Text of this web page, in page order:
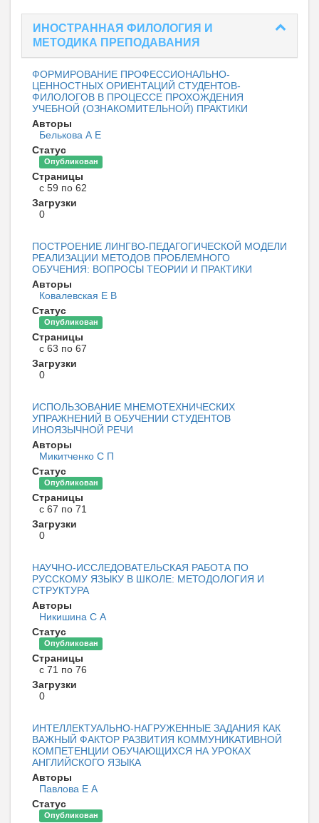
ИНОСТРАННАЯ ФИЛОЛОГИЯ И
МЕТОДИКА ПРЕПОДАВАНИЯ
ФОРМИРОВАНИЕ ПРОФЕССИОНАЛЬНО-
ЦЕННОСТНЫХ ОРИЕНТАЦИЙ СТУДЕНТОВ-
ФИЛОЛОГОВ В ПРОЦЕССЕ ПРОХОЖДЕНИЯ
УЧЕБНОЙ (ОЗНАКОМИТЕЛЬНОЙ) ПРАКТИКИ
Авторы
Белькова А Е
Статус
Опубликован
Страницы
с 59 по 62
Загрузки
0
ПОСТРОЕНИЕ ЛИНГВО-ПЕДАГОГИЧЕСКОЙ МОДЕЛИ
РЕАЛИЗАЦИИ МЕТОДОВ ПРОБЛЕМНОГО
ОБУЧЕНИЯ: ВОПРОСЫ ТЕОРИИ И ПРАКТИКИ
Авторы
Ковалевская Е В
Статус
Опубликован
Страницы
с 63 по 67
Загрузки
0
ИСПОЛЬЗОВАНИЕ МНЕМОТЕХНИЧЕСКИХ
УПРАЖНЕНИЙ В ОБУЧЕНИИ СТУДЕНТОВ
ИНОЯЗЫЧНОЙ РЕЧИ
Авторы
Микитченко C П
Статус
Опубликован
Страницы
с 67 по 71
Загрузки
0
НАУЧНО-ИССЛЕДОВАТЕЛЬСКАЯ РАБОТА ПО
РУССКОМУ ЯЗЫКУ В ШКОЛЕ: МЕТОДОЛОГИЯ И
СТРУКТУРА
Авторы
Никишина С А
Статус
Опубликован
Страницы
с 71 по 76
Загрузки
0
ИНТЕЛЛЕКТУАЛЬНО-НАГРУЖЕННЫЕ ЗАДАНИЯ КАК
ВАЖНЫЙ ФАКТОР РАЗВИТИЯ КОММУНИКАТИВНОЙ
КОМПЕТЕНЦИИ ОБУЧАЮЩИХСЯ НА УРОКАХ
АНГЛИЙСКОГО ЯЗЫКА
Авторы
Павлова Е А
Статус
Опубликован